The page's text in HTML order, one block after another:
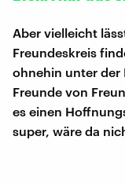
Aber vielleicht
Freundeskreis
ohnehin unter der
Freunde von
es einen
super, wäre da